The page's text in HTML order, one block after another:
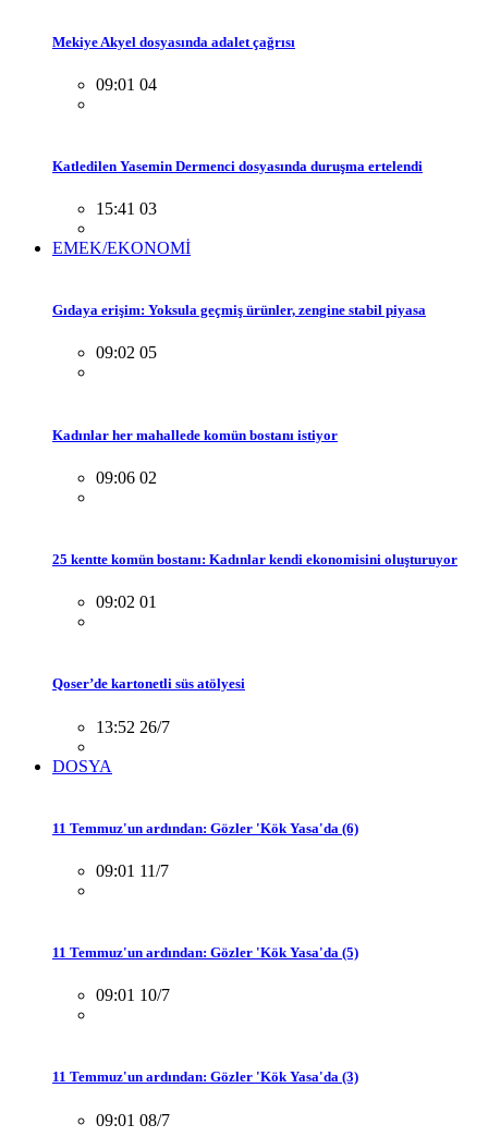
Mekiye Akyel dosyasında adalet çağrısı
09:01 04
Katledilen Yasemin Dermenci dosyasında duruşma ertelendi
15:41 03
EMEK/EKONOMİ
Gıdaya erişim: Yoksula geçmiş ürünler, zengine stabil piyasa
09:02 05
Kadınlar her mahallede komün bostanı istiyor
09:06 02
25 kentte komün bostanı: Kadınlar kendi ekonomisini oluşturuyor
09:02 01
Qoser’de kartonetli süs atölyesi
13:52 26/7
DOSYA
11 Temmuz'un ardından: Gözler 'Kök Yasa'da (6)
09:01 11/7
11 Temmuz'un ardından: Gözler 'Kök Yasa'da (5)
09:01 10/7
11 Temmuz'un ardından: Gözler 'Kök Yasa'da (3)
09:01 08/7